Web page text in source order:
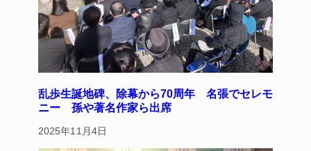
乱歩生誕地碑、除幕から70周年 名張でセレモ
ニー 孫や著名作家ら出席
2025年11月4日